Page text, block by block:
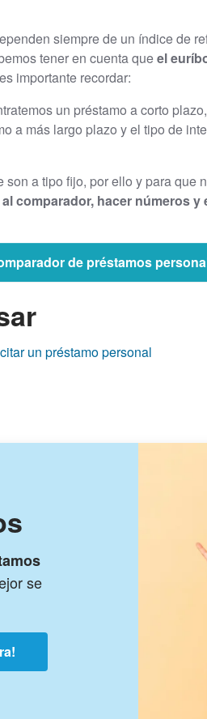
siempre de un índice de
tener en cuenta queel
importante recordar:
un préstamo a corto
a más largo plazo y el tipo de
a tipo fijo, por ello y para que
comparador, hacer números y
de préstamos
un préstamo personal
se